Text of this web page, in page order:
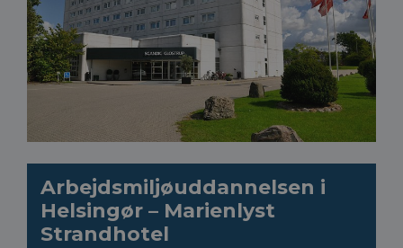
Arbejdsmiljøuddannelsen i
Helsingør – Marienlyst
Strandhotel